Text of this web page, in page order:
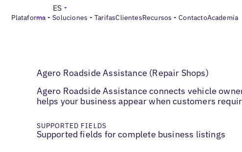
Plataforma Soluciones TarifasClientesRecursos ContactoAcademia
ES
Agero Roadside Assistance (Repair Shops)
Agero Roadside Assistance connects vehicle
helps your business appear when customers
SUPPORTED FIELDS
Supported fields for complete business listings